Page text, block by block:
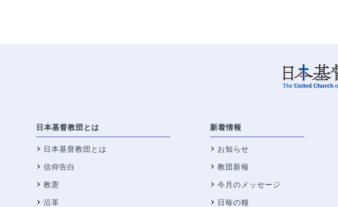
日本基督教団とは
日本基督教団とは
信仰告白
教憲
沿革
新着情報
お知らせ
教団新報
今月のメッセージ
日毎の糧